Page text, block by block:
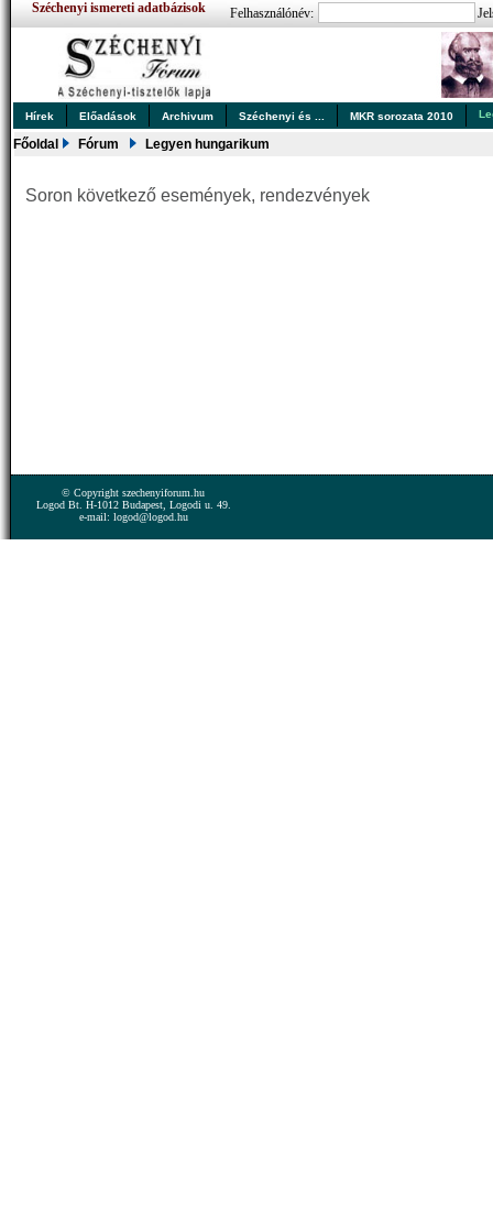
Széchenyi ismereti adatbázisok Felhasználónév:
Hírek Előadások Archivum Széchenyi és ... MKR sorozata 2010
Főoldal Fórum Legyen hungarikum
Soron következő események, rendezvények
© Copyright szechenyiforum.hu
Logod Bt. H-1012 Budapest, Logodi u. 49.
e-mail: logod@logod.hu